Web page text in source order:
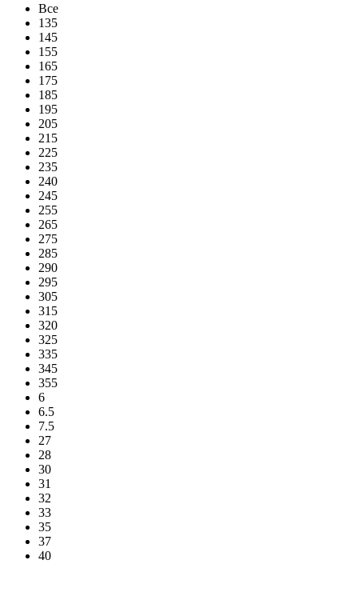
Все
135
145
155
165
175
185
195
205
215
225
235
240
245
255
265
275
285
290
295
305
315
320
325
335
345
355
6
6.5
7.5
27
28
30
31
32
33
35
37
40